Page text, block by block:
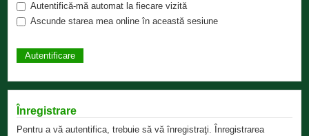
Autentifică-mă automat la fiecare vizită
Ascunde starea mea online în această sesiune
Înregistrare
Pentru a vă autentifica, trebuie să vă înregistraţi. Înregistrarea